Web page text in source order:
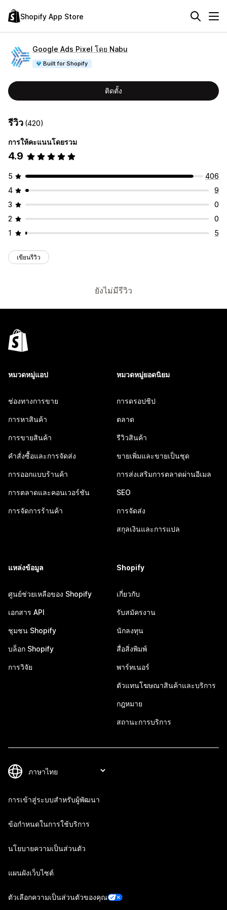
Shopify App Store
Google Ads Pixel โดย Nabu
Built for Shopify
ติดตั้ง
รีวิว (420)
การให้คะแนนโดยรวม
4.9
5
406
4
9
3
0
2
0
1
5
เขียนรีวิว
ยังไม่มีรีวิว
หมวดหมู่แอป
ช่องทางการขาย
การหาสินค้า
การขายสินค้า
คำสั่งซื้อและการจัดส่ง
การออกแบบร้านค้า
การตลาดและคอนเวอร์ชัน
การจัดการร้านค้า
หมวดหมู่ยอดนิยม
การดรอปชิป
ตลาด
รีวิวสินค้า
ขายเพิ่มและขายเป็นชุด
การส่งเสริมการตลาดผ่านอีเมล
SEO
การจัดส่ง
สกุลเงินและการแปล
แหล่งข้อมูล
ศูนย์ช่วยเหลือของ Shopify
เอกสาร API
ชุมชน Shopify
บล็อก Shopify
การวิจัย
Shopify
เกี่ยวกับ
รับสมัครงาน
นักลงทุน
สื่อสิ่งพิมพ์
พาร์ทเนอร์
ตัวแทนโฆษณาสินค้าและบริการ
กฎหมาย
สถานะการบริการ
การเข้าสู่ระบบสำหรับผู้พัฒนา
ข้อกำหนดในการใช้บริการ
นโยบายความเป็นส่วนตัว
แผนผังเว็บไซต์
ตัวเลือกความเป็นส่วนตัวของคุณ